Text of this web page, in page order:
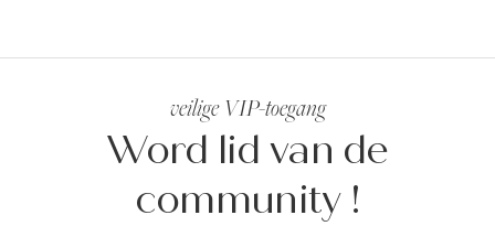
veilige VIP-toegang
Word lid van de
community!